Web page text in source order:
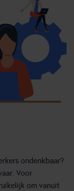
ondenkbaar?
Voor
om vanuit